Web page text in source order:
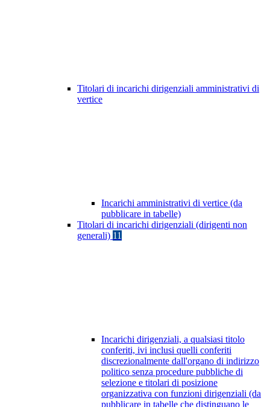
Titolari di incarichi dirigenziali amministrativi di
vertice
Incarichi amministrativi di vertice (da
pubblicare in tabelle)
Titolari di incarichi dirigenziali (dirigenti non
generali) 11
Incarichi dirigenziali, a qualsiasi titolo
conferiti, ivi inclusi quelli conferiti
discrezionalmente dall'organo di indirizzo
politico senza procedure pubbliche di
selezione e titolari di posizione
organizzativa con funzioni dirigenziali (da
pubblicare in tabelle che distinguano le